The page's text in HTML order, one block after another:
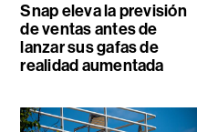
Snap eleva la previsión
de ventas antes de
lanzar sus gafas de
realidad aumentada